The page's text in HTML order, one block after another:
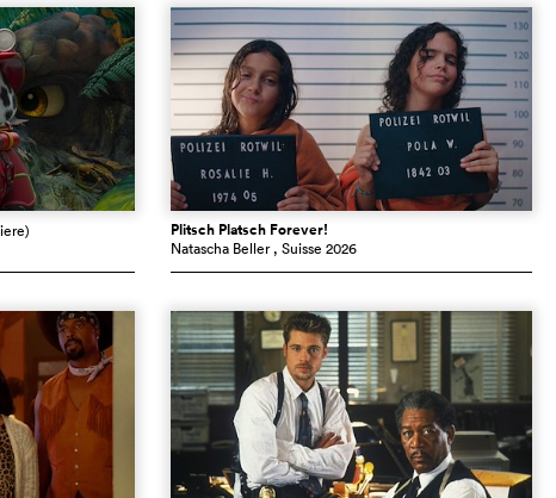
Plitsch Platsch Forever!
Natascha Beller , Suisse 2026